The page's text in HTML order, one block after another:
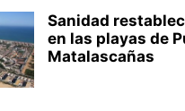
Sanidad
en las playas de
Matalascañas